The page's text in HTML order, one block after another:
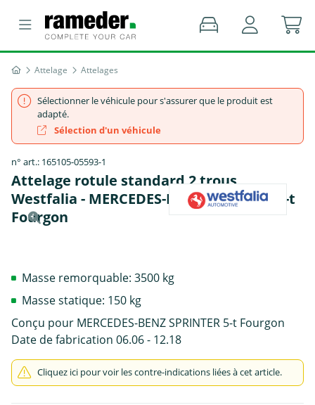
Attelage Attelages
Sélectionner le véhicule pour s'assurer que le produit est
adapté.
Sélection d'un véhicule
n° art.: 165105-05593-1
Attelage rotule standard 2 trous
Westfalia - MERCEDES-BENZ SPRINTER 5-t
Fourgon
Masse remorquable: 3500 kg
Masse statique: 150 kg
Conçu pour MERCEDES-BENZ SPRINTER 5-t Fourgon
Date de fabrication 06.06 - 12.18
Cliquez ici pour voir les contre-indications liées à cet article.